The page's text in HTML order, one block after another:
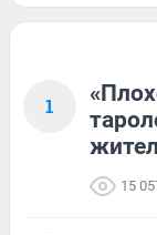
1
15